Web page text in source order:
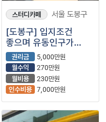
스터디카페 서울 도봉구
[도봉구] 입지조건
좋으며 유동인구가
끊이지않는 스터디카페
소개합니다!
권리금
5,000만원
월수익
270만원
월비용
230만원
인수비용 7,000만원